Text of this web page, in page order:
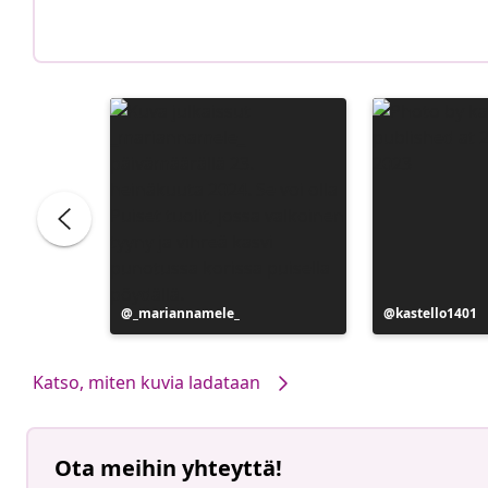
Julkaissut
_mariannamele_ Julkaissut
kastello1401
Katso, miten kuvia ladataan
Ota meihin yhteyttä!